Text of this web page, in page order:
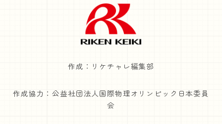
作成：リケチャレ編集部
作成協力：公益社団法人国際物理オリンピック日本委員
会